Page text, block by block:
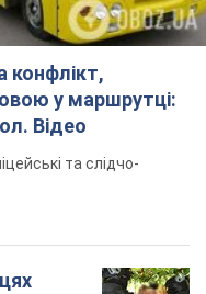
конфлікт,
у маршрутці:
Відео
та слідчо-